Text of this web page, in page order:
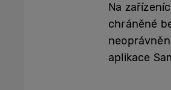
Na
chráněné
aplikace